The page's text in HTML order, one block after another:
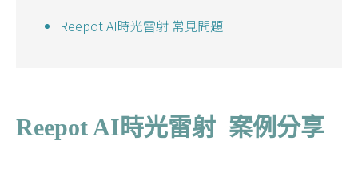
Reepot AI時光雷射 常見問題
Reepot AI時光雷射 案例分享